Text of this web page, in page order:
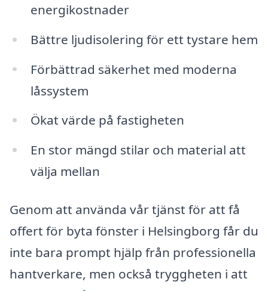
energikostnader
Bättre ljudisolering för ett tystare hem
Förbättrad säkerhet med moderna
låssystem
Ökat värde på fastigheten
En stor mängd stilar och material att
välja mellan
Genom att använda vår tjänst för att få
offert för byta fönster i Helsingborg får du
inte bara prompt hjälp från professionella
hantverkare, men också tryggheten i att